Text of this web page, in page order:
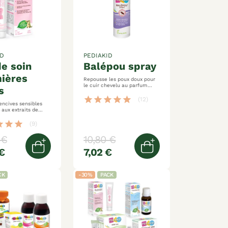
sensibles
star star (9)
Ajouter au panier
balépou spray
PEDIAKID
Repousse les poux doux pour
le cuir chevelu au parfum
star star star star star (12)
10,80 €
7,02 €
Ajouter au panier
-30% PACK